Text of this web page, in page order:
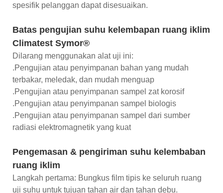
spesifik pelanggan dapat disesuaikan.
Batas pengujian suhu kelembapan ruang iklim
Climatest Symor®
Dilarang menggunakan alat uji ini:
.Pengujian atau penyimpanan bahan yang mudah
terbakar, meledak, dan mudah menguap
.Pengujian atau penyimpanan sampel zat korosif
.Pengujian atau penyimpanan sampel biologis
.Pengujian atau penyimpanan sampel dari sumber
radiasi elektromagnetik yang kuat
Pengemasan & pengiriman suhu kelembaban
ruang iklim
Langkah pertama: Bungkus film tipis ke seluruh ruang
uji suhu untuk tujuan tahan air dan tahan debu.